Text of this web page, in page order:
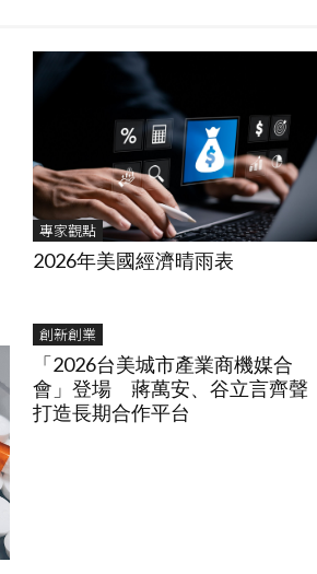
專家觀點
2026年美國經濟晴雨表
創新創業
「2026台美城市產業商機媒合
會」登場 蔣萬安、谷立言齊聲
打造長期合作平台